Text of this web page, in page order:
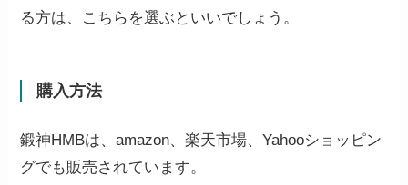
る方は、こちらを選ぶといいでしょう。
購入方法
鍛神HMBは、amazon、楽天市場、Yahooショッピン
グでも販売されています。